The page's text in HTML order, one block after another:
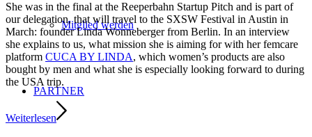
Mitglied werden
PARTNER
She was in the final at the Reeperbahn Startup Pitch and is part of
our delegation, that will travel to the SXSW Festival in Austin in
March: founder Linda Wonneberger from Berlin. In an interview
she explains to us, what mission she is aiming for with her femcare
platform CUCA BY LINDA, which women’s products are also
bought by men and what she is especially looking forward to during
the USA trip.
Weiterlesen